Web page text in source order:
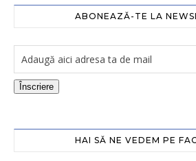
ABONEAZĂ-TE LA
Înscriere
HAI SĂ NE VEDEM PE